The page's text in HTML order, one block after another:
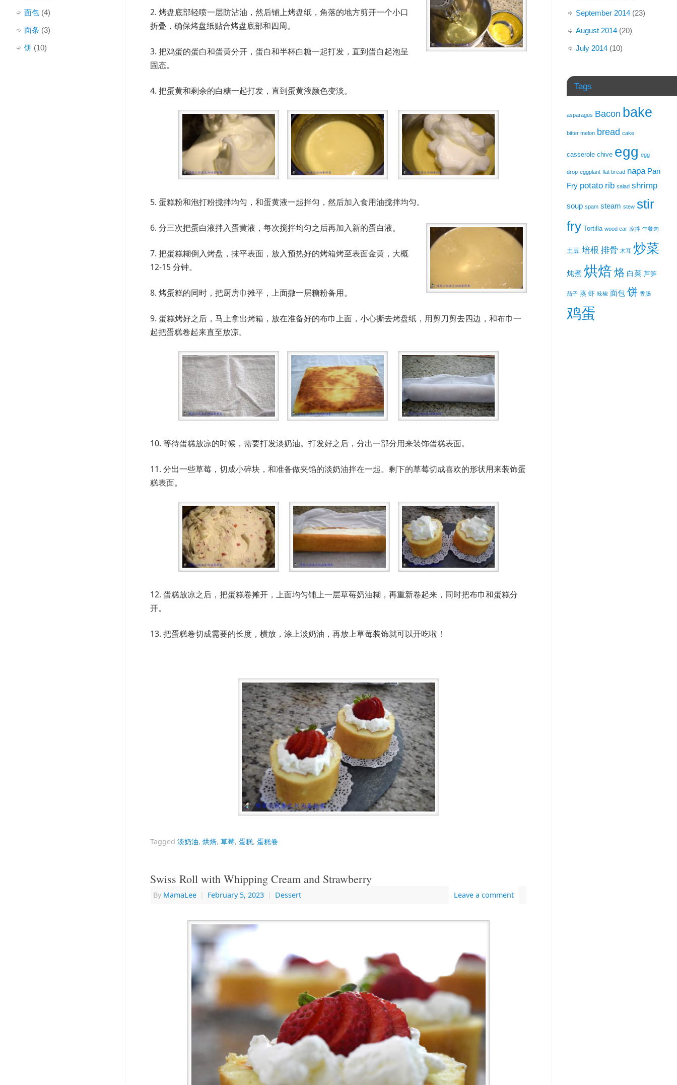
2. 烤盘底部轻喷一层防沾油，然后铺上烤盘纸，角落的地方剪开一个小口
折叠，确保烤盘纸贴合烤盘底部和四周。
3. 把鸡蛋的蛋白和蛋黄分开，蛋白和半杯白糖一起打发，直到蛋白起泡呈
固态。
4. 把蛋黄和剩余的白糖一起打发，直到蛋黄液颜色变淡。
5. 蛋糕粉和泡打粉搅拌均匀，和蛋黄液一起拌匀，然后加入食用油搅拌均匀。
6. 分三次把蛋白液拌入蛋黄液，每次搅拌均匀之后再加入新的蛋白液。
7. 把蛋糕糊倒入烤盘，抹平表面，放入预热好的烤箱烤至表面金黄，大概
12-15 分钟。
8. 烤蛋糕的同时，把厨房巾摊平，上面撒一层糖粉备用。
9. 蛋糕烤好之后，马上拿出烤箱，放在准备好的布巾上面，小心撕去烤盘纸，用剪刀剪去四边，和布巾一
起把蛋糕卷起来直至放凉。
10. 等待蛋糕放凉的时候，需要打发淡奶油。打发好之后，分出一部分用来装饰蛋糕表面。
11. 分出一些草莓，切成小碎块，和准备做夹馅的淡奶油拌在一起。剩下的草莓切成喜欢的形状用来装饰蛋
糕表面。
12. 蛋糕放凉之后，把蛋糕卷摊开，上面均匀铺上一层草莓奶油糊，再重新卷起来，同时把布巾和蛋糕分
开。
13. 把蛋糕卷切成需要的长度，横放，涂上淡奶油，再放上草莓装饰就可以开吃啦！
Tagged 淡奶油, 烘焙, 草莓, 蛋糕, 蛋糕卷
Swiss Roll with Whipping Cream and Strawberry
By MamaLee February 5, 2023 Dessert Leave a comment
面包 (4)
面条 (3)
饼 (10)
September 2014 (23)
August 2014 (20)
July 2014 (10)
Tags
asparagus Bacon bake
bitter melon bread cake
casserole chive egg egg
drop eggplant flat bread napa Pan
Fry potato rib salad shrimp
soup spam steam stew stir
fry Tortilla wood ear 凉拌 午餐肉
土豆 培根 排骨 木耳 炒菜
炖煮 烘焙 烙 白菜 芦笋
茄子 蒸 虾 辣椒 面包 饼 香肠
鸡蛋